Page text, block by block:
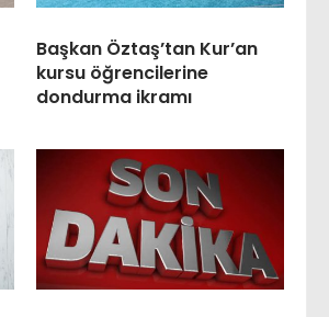
Başkan Öztaş’tan Kur’an
kursu öğrencilerine
dondurma ikramı